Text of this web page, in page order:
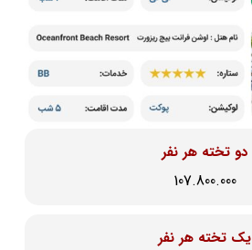
دو تخته هر نفر
107.800.000
یک تخته هر نفر